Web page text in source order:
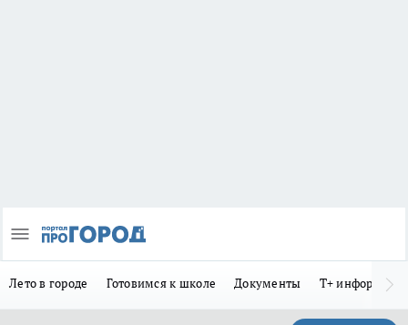
Лето в городе Готовимся к школе Документы Т+